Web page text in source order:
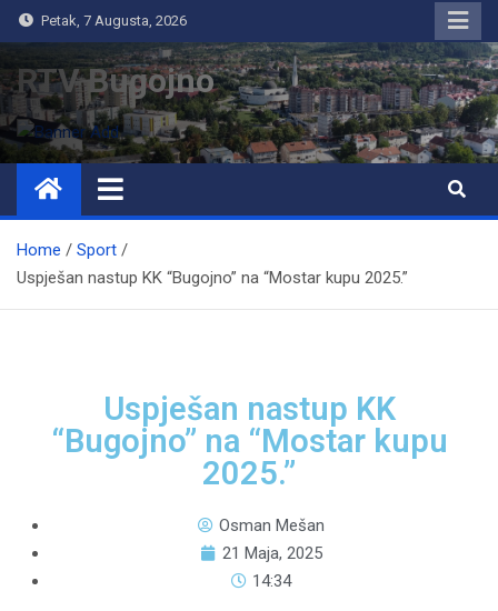
Petak, 7 Augusta, 2026
RTV Bugojno
Home
Sport
Uspješan nastup KK “Bugojno” na “Mostar kupu 2025.”
Uspješan nastup KK
“Bugojno” na “Mostar kupu
2025.”
Osman Mešan
21 Maja, 2025
14:34